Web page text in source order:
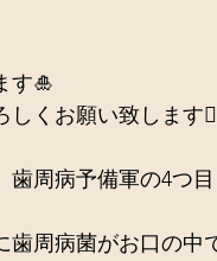
す🎍
くお願い致します
周病予備軍の4つ目
周病菌がお口の中